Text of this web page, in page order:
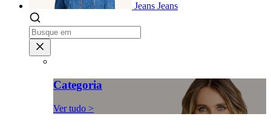
Jeans Jeans
Categoria
Ver tudo >